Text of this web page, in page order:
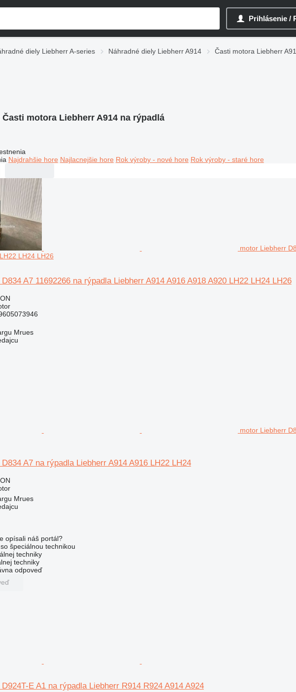
Prihlásenie /
diely Liebherr A-series Náhradné diely Liebherr A914
Časti motora Liebherr
Časti motora Liebherr A914 na rýpadlá
Najdrahšie hore Najlacnejšie hore Rok výroby - nové hore Rok výroby - staré hore
motor Liebherr
LH24 LH26
A7 11692266 na rýpadla Liebherr A914 A916 A918 A920 LH22 LH24 LH26
Mrues
motor Liebherr
A7 na rýpadla Liebherr A914 A916 LH22 LH24
Mrues
opísali náš portál?
špeciálnou technikou
techniky
techniky
odpoveď
E A1 na rýpadla Liebherr R914 R924 A914 A924